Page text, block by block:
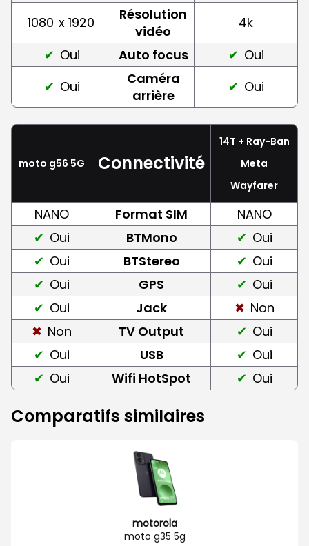
1080 x 1920
Résolution
vidéo
4k
Oui
Auto focus
Oui
Oui
Caméra
arrière
Oui
moto g56 5G Connectivité
14T + Ray-Ban
Meta
Wayfarer
NANO Format SIM
NANO
Oui
BTMono
Oui
Oui
BTStereo
Oui
Oui
GPS
Oui
Oui
Jack
Non
Non
TV Output
Oui
Oui
USB
Oui
Oui
Wifi HotSpot Oui
Comparatifs similaires
motorola
moto g35 5g